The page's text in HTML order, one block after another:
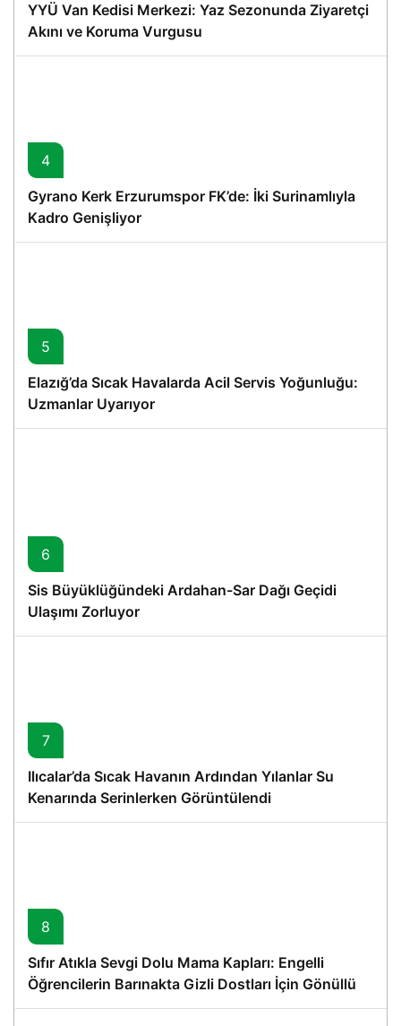
YYÜ Van Kedisi Merkezi: Yaz Sezonunda Ziyaretçi
Akını ve Koruma Vurgusu
4
Gyrano Kerk Erzurumspor FK’de: İki Surinamlıyla
Kadro Genişliyor
5
Elazığ’da Sıcak Havalarda Acil Servis Yoğunluğu:
Uzmanlar Uyarıyor
6
Sis Büyüklüğündeki Ardahan-Sar Dağı Geçidi
Ulaşımı Zorluyor
7
Ilıcalar’da Sıcak Havanın Ardından Yılanlar Su
Kenarında Serinlerken Görüntülendi
8
Sıfır Atıkla Sevgi Dolu Mama Kapları: Engelli
Öğrencilerin Barınakta Gizli Dostları İçin Gönüllü
Proje